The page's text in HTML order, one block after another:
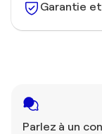
Garantie
Parlez à un